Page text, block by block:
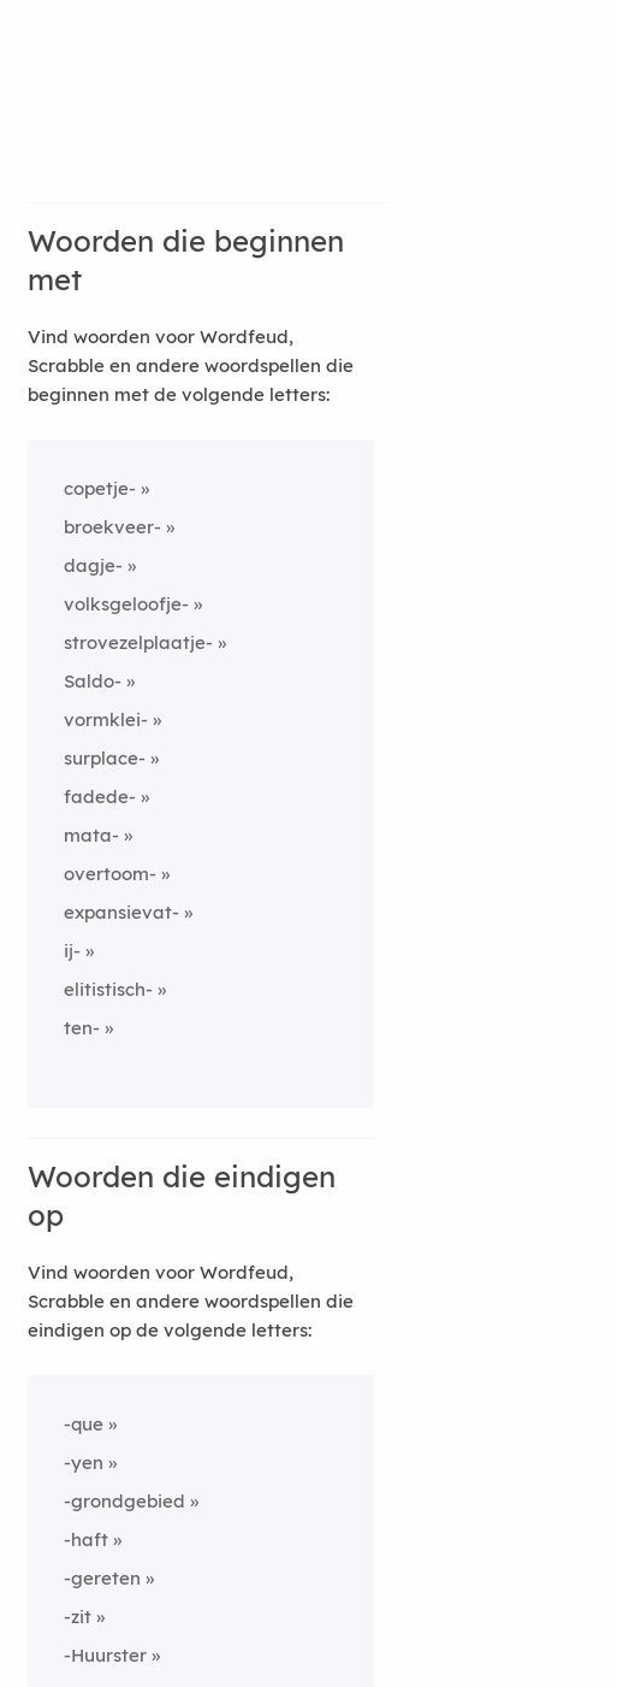
Woorden die beginnen
met
Vind woorden voor Wordfeud,
Scrabble en andere woordspellen die
beginnen met de volgende letters:
copetje-
broekveer-
dagje-
volksgeloofje-
strovezelplaatje-
Saldo-
vormklei-
surplace-
fadede-
mata-
overtoom-
expansievat-
ij-
elitistisch-
ten-
Woorden die eindigen
op
Vind woorden voor Wordfeud,
Scrabble en andere woordspellen die
eindigen op de volgende letters:
-que
-yen
-grondgebied
-haft
-gereten
-zit
-Huurster